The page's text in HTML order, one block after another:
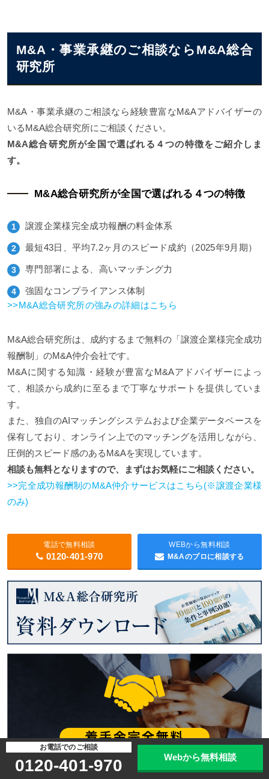
M&A・事業承継のご相談ならM&A総合
研究所
M&A・事業承継のご相談なら経験豊富なM&Aアドバイザーの
いるM&A総合研究所にご相談ください。
M&A総合研究所が全国で選ばれる４つの特徴をご紹介しま
す。
M&A総合研究所が全国で選ばれる４つの特徴
譲渡企業様完全成功報酬の料金体系
最短43日、平均7.2ヶ月のスピード成約（2025年9月期）
専門部署による、高いマッチング力
強固なコンプライアンス体制
>>M&A総合研究所の強みの詳細はこちら
M&A総合研究所は、成約するまで無料の「譲渡企業様完全成功
報酬制」のM&A仲介会社です。
M&Aに関する知識・経験が豊富なM&Aアドバイザーによっ
て、相談から成約に至るまで丁寧なサポートを提供していま
す。
また、独自のAIマッチングシステムおよび企業データベースを
保有しており、オンライン上でのマッチングを活用しながら、
圧倒的スピード感のあるM&Aを実現しています。
相談も無料となりますので、まずはお気軽にご相談ください。
>>完全成功報酬制のM&A仲介サービスはこちら(※譲渡企業様
のみ)
電話で無料相談
0120-401-970
WEBから無料相談
M&Aのプロに相談する
お電話でのご相談
0120-401-970 Webから無料相談